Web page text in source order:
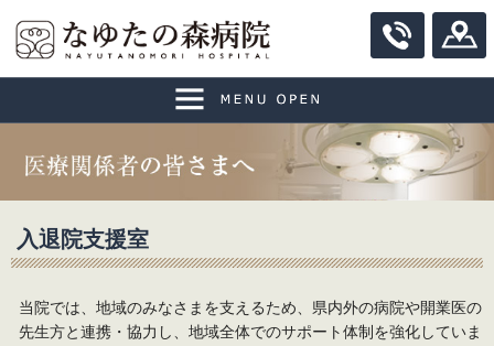
理事長挨拶
病院概要
外来の患者さまへ
診療科のご案内（外来診察担当表）
入院のご案内
医療関係者の皆さまへ
入退院支援室
当院では、地域のみなさまを支えるため、県内外の病院や開業医の
先生方と連携・協力し、地域全体でのサポート体制を強化していま